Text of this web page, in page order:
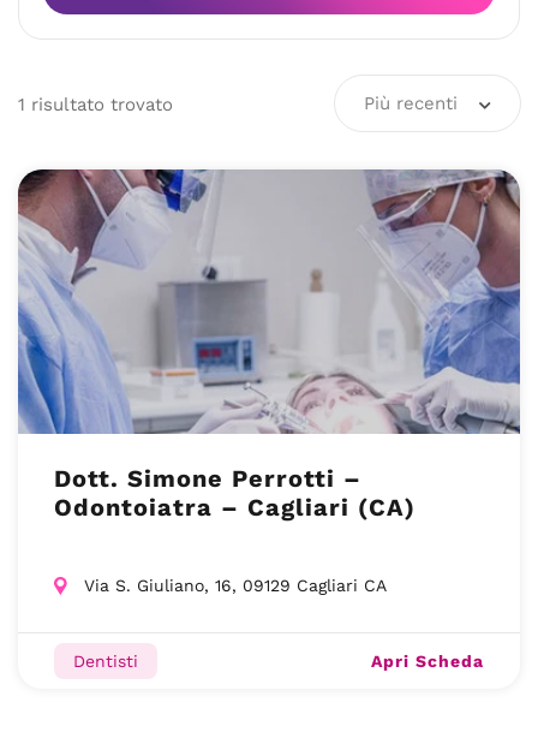
1 risultato trovato Più recenti
Dott. Simone Perrotti –
Odontoiatra – Cagliari (CA)
Via S. Giuliano, 16, 09129 Cagliari CA
Dentisti Apri Scheda